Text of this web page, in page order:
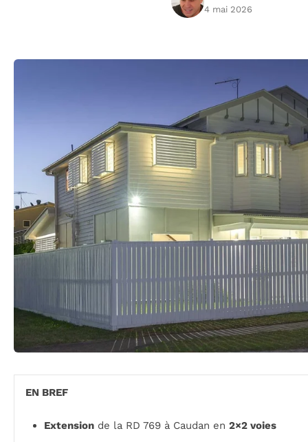
4 mai 2026
EN BREF
Extension de la RD 769 à Caudan en 2×2 voies